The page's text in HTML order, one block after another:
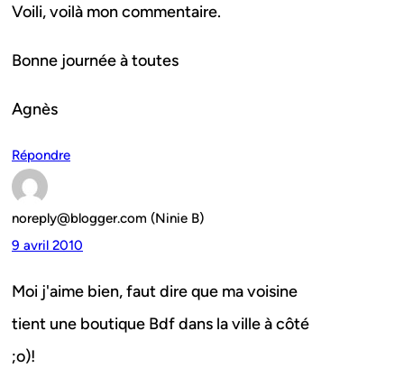
Voili, voilà mon commentaire.
Bonne journée à toutes
Agnès
Répondre
noreply@blogger.com (Ninie B)
9 avril 2010
Moi j'aime bien, faut dire que ma voisine
tient une boutique Bdf dans la ville à côté
;o)!